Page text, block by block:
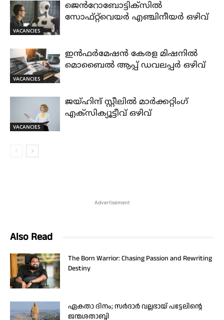
VACANCIES
ജെൻറോബോട്ടിക്സിൽ
സോഫ്റ്റ്‌വെയർ എഞ്ചിനീയർ ഒഴിവ്
VACANCIES
ഇൻഫർമേഷൻ കേരള മിഷനിൽ
മൊബൈൽ ആപ്പ് ഡവലപ്പർ ഒഴിവ്
VACANCIES
ജയ്‌ഹിന്ദ്‌ സ്റ്റീലിൽ മാർക്കറ്റിംഗ്
എക്സിക്യൂട്ടീവ് ഒഴിവ്
Advertisement
Also Read
The Born Warrior: Chasing Passion and Rewriting
Destiny
ഏകതാ ദിനം; സർദാർ വല്ലഭായ് പട്ടേലിന്റെ
ജന്മശതാബ്ദി